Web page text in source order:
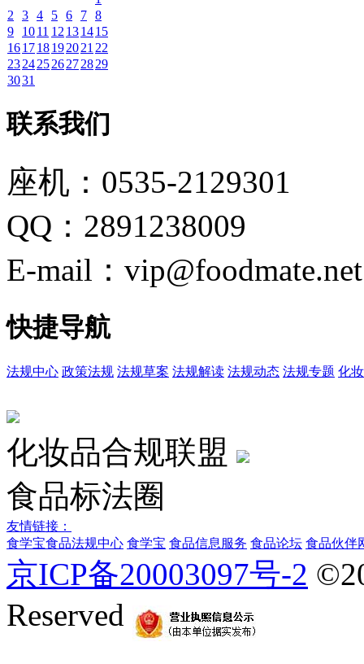
2
3 4 5 6 7 8
9
1011 12 131415
161718192021 22
23242526272829
3031
联系我们
座机：0535-2129301
QQ：2891238009
E-mail：vip@foodmate.net
快捷导航
法规中心 政策法规 法规草案 法规解读 法规动态 法规专题 化
化妆品合规联盟
食品标法圈
友情链接：
食学宝食品法规中心 食学宝 食品信息服务 食品论坛 食品伙伴
京ICP备20003097号-2
Reserved